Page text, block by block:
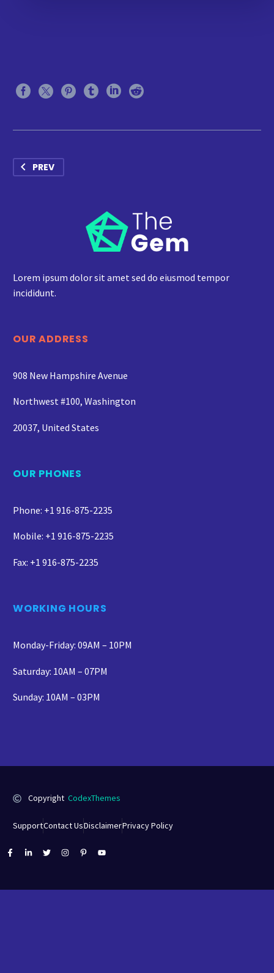
PREV
Lorem ipsum dolor sit amet sed do eiusmod tempor
incididunt.
OUR ADDRESS
908 New Hampshire Avenue
Northwest #100, Washington
20037, United States
OUR PHONES
Phone: +1 916-875-2235
Mobile: +1 916-875-2235
Fax: +1 916-875-2235
WORKING HOURS
Monday-Friday: 09AM – 10PM
Saturday: 10AM – 07PM
Sunday: 10AM – 03PM
Copyright CodexThemes
SupportContact UsDisclaimerPrivacy Policy